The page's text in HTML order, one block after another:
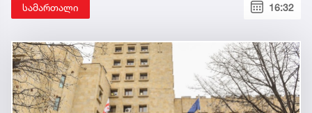
სამართალი 16:32